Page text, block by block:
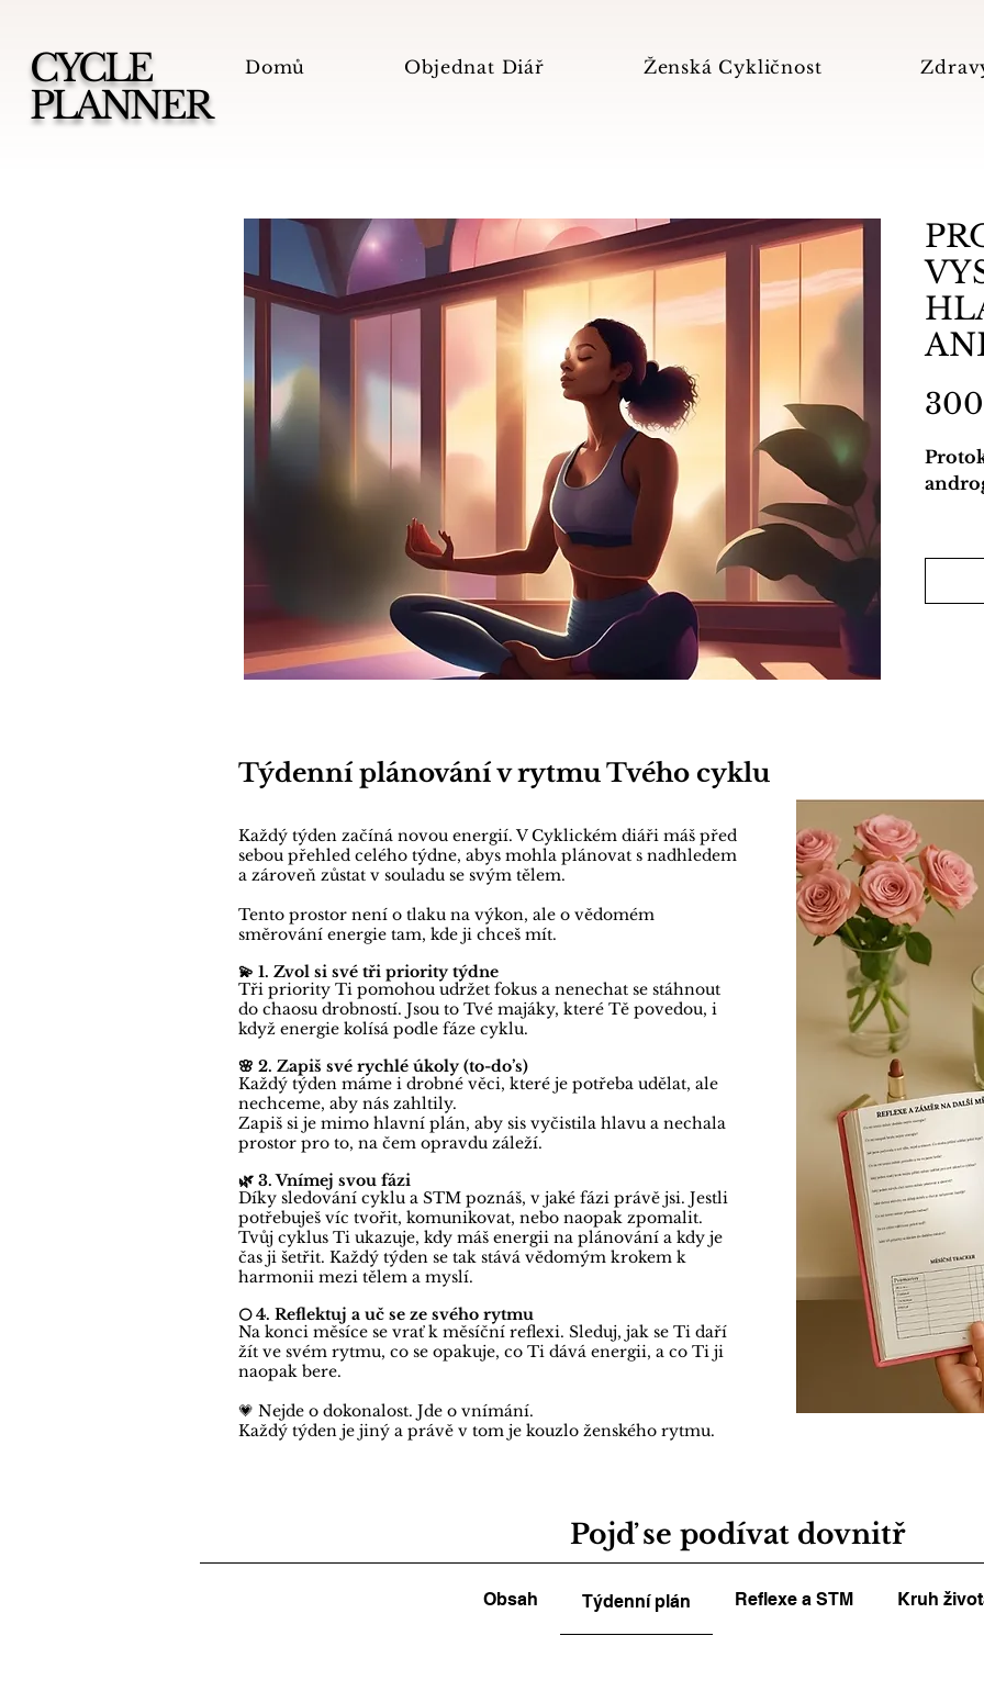
Domů Objednat Diář Ženská Cykličnost
CYCLE
PLANNER
(např.
👉
s
Týdenní plánování v rytmu Tvého cyklu
Každý týden začíná novou energií. V Cyklickém diáři máš před
sebou přehled celého týdne, abys mohla plánovat s nadhledem
a zároveň zůstat v souladu se svým tělem.
Tento prostor není o tlaku na výkon, ale o vědomém
směrování energie tam, kde ji chceš mít.
💫 1. Zvol si své tři priority týdne
Tři priority Ti pomohou udržet fokus a nenechat se stáhnout
do chaosu drobností. Jsou to Tvé majáky, které Tě povedou, i
když energie kolísá podle fáze cyklu.
🌸 2. Zapiš své rychlé úkoly (to-do’s)
Každý týden máme i drobné věci, které je potřeba udělat, ale
nechceme, aby nás zahltily.
Zapiš si je mimo hlavní plán, aby sis vyčistila hlavu a nechala
prostor pro to, na čem opravdu záleží.
🌿 3. Vnímej svou fázi
Díky sledování cyklu a STM poznáš, v jaké fázi právě jsi. Jestli
potřebuješ víc tvořit, komunikovat, nebo naopak zpomalit.
Tvůj cyklus Ti ukazuje, kdy máš energii na plánování a kdy je
čas ji šetřit. Každý týden se tak stává vědomým krokem k
harmonii mezi tělem a myslí.
🌕 4. Reflektuj a uč se ze svého rytmu
Na konci měsíce se vrať k měsíční reflexi. Sleduj, jak se Ti daří
žít ve svém rytmu, co se opakuje, co Ti dává energii, a co Ti ji
naopak bere.
💗 Nejde o dokonalost. Jde o vnímání.
Každý týden je jiný a právě v tom je kouzlo ženského rytmu.
Pojď se podívat dovnitř
Obsah Týdenní plán Reflexe a STM Kruh